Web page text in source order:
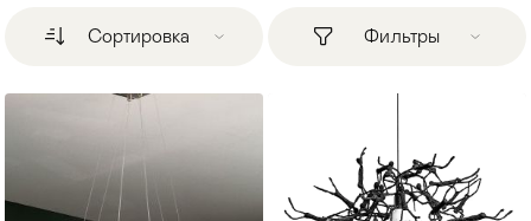
Сортировка Фильтры